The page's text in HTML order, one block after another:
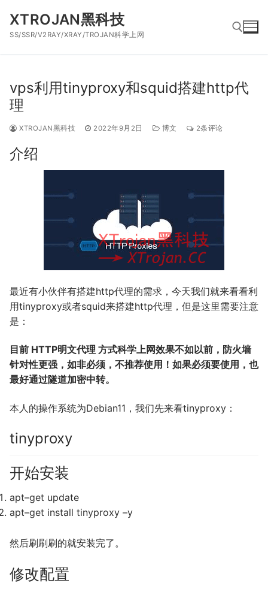
XTROJAN黑科技
SS/SSR/V2RAY/XRAY/TROJAN科学上网
搜索：
vps利用tinyproxy和squid搭建http代
理
XTROJAN黑科技 2022年9月2日 博文 2条评论
介绍
最近有小伙伴有搭建http代理的需求，今天我们就来看看利
用tinyproxy或者squid来搭建http代理，但是这里需要注意
是：
目前 HTTP明文代理 方式科学上网效果不如以前，防火墙
针对性更强，如非必须，不推荐使用！如果必须要使用，也
最好通过隧道加密中转。
本人的操作系统为Debian11，我们先来看tinyproxy：
tinyproxy
开始安装
apt–get update
apt–get install tinyproxy –y
然后刷刷刷的就安装完了。
修改配置